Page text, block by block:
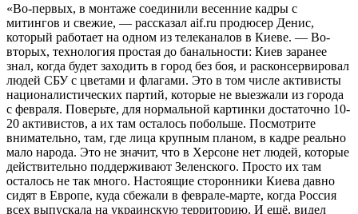
«Во-первых, в монтаже соединили весенние кадры с
митингов и свежие, — рассказал aif.ru продюсер Денис,
который работает на одном из телеканалов в Киеве. — Во-
вторых, технология простая до банальности: Киев заранее
знал, когда будет заходить в город без боя, и расконсервировал
людей СБУ с цветами и флагами. Это в том числе активисты
националистических партий, которые не выезжали из города
с февраля. Поверьте, для нормальной картинки достаточно 10-
20 активистов, а их там осталось побольше. Посмотрите
внимательно, там, где лица крупным планом, в кадре реально
мало народа. Это не значит, что в Херсоне нет людей, которые
действительно поддерживают Зеленского. Просто их там
осталось не так много. Настоящие сторонники Киева давно
сидят в Европе, куда сбежали в феврале-марте, когда Россия
всех выпускала на украинскую территорию. И ещё, видел